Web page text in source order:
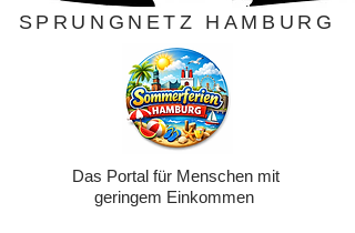
SPRUNGNETZ HAMBURG
Das Portal für Menschen mit
geringem Einkommen